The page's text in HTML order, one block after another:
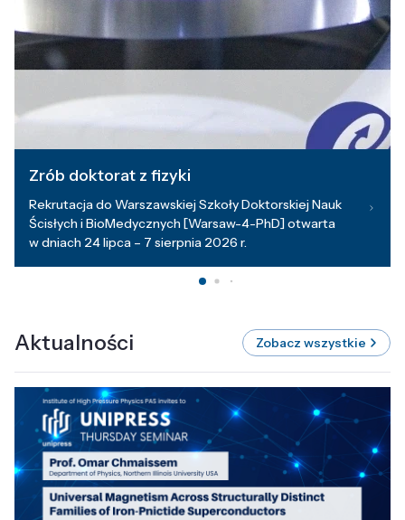
Zrób doktorat z fizyki
Rekrutacja do Warszawskiej Szkoły Doktorskiej Nauk
Ścisłych i BioMedycznych [Warsaw-4-PhD] otwarta
w dniach 24 lipca – 7 sierpnia 2026 r.
Aktualności Zobacz wszystkie